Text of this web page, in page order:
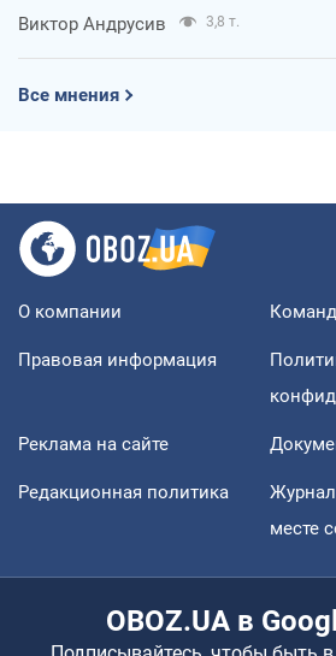
Виктор Андрусив 3,8 т.
Все мнения
О компании
Правовая информация
Реклама на сайте
Редакционная политика
месте
OBOZ.UA в